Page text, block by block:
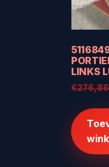
LINKS
€276,86